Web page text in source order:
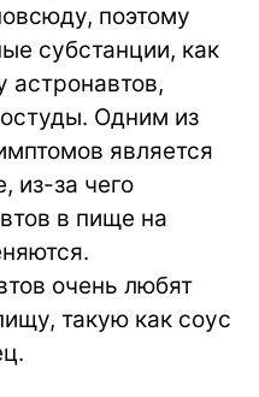
поэтому
субстанции, как
астронавтов,
Одним из
является
из-за чего
в пище на
очень любят
такую как соус